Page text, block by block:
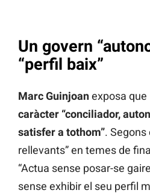
Un govern
“perfil baix”
Marc Guinjoanexposa
caràcter “conciliador,
satisfer a tothom”. Segons
rellevants” en temes de
“Actua sense posar-se
sense exhibir el seu perfil